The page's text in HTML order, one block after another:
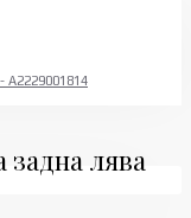
задна лява